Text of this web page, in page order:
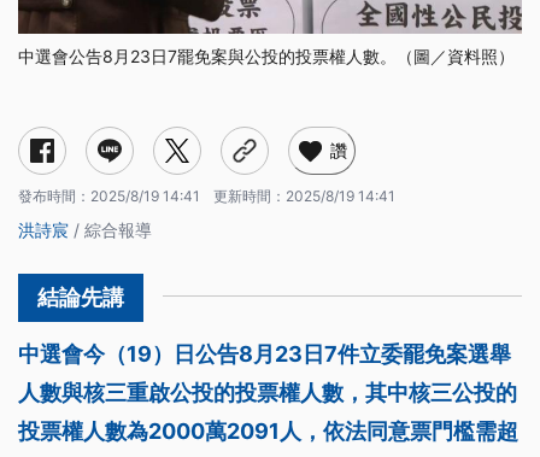
中選會公告8月23日7罷免案與公投的投票權人數。（圖／資料照）
讚
發布時間： 2025/8/19 14:41 更新時間： 2025/8/19 14:41
洪詩宸 / 綜合報導
中選會今（19）日公告8月23日7件立委罷免案選舉
人數與核三重啟公投的投票權人數，其中核三公投的
投票權人數為2000萬2091人，依法同意票門檻需超